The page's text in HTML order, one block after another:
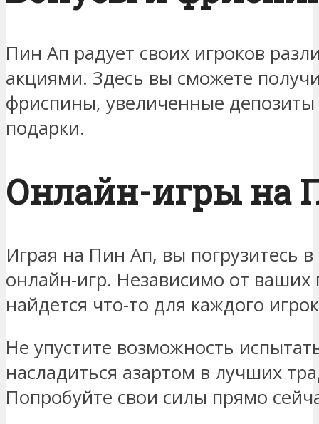
Пин Ап радует своих игроков
акциями. Здесь вы сможете
фриспины, увеличенные
подарки.
Онлайн-игры на
Играя на Пин Ап, вы погрузитесь
онлайн-игр. Независимо от ваших
найдется что-то для каждого
Не упустите возможность
насладиться азартом в лучших
Попробуйте свои силы прямо